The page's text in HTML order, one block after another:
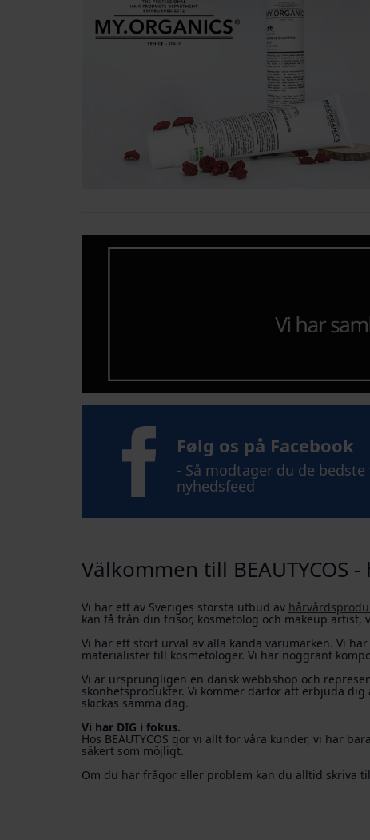
Følg os på Facebook
- Så modtager du de
nyhedsfeed
Välkommen till
Vi har ett av Sveriges största utbud av
kan få från din frisör, kosmetolog och makeup artist,
Vi har ett stort urval av alla kända varumärken. Vi
materialister till kosmetologer. Vi har noggrant
Vi är ursprungligen en dansk webbshop och
skönhetsprodukter. Vi kommer därför att erbjuda
skickas samma dag.
Vi har DIG i fokus.
Hos BEAUTYCOS gör vi allt för våra kunder, vi har
säkert som möjligt.
Om du har frågor eller problem kan du alltid skriva